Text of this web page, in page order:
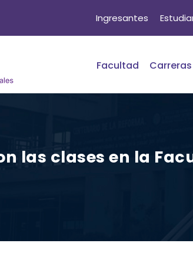
Ingresantes
Facultad Carreras
las clases en la